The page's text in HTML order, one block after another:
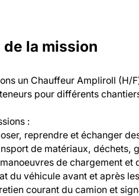
la mission
un Chauffeur Ampliroll (H/
pour différents
:
reprendre et échanger
de matériaux, déchets,
de chargement et
du véhicule avant et après
courant du camion et